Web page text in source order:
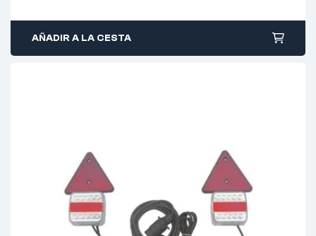
AÑADIR A LA CESTA